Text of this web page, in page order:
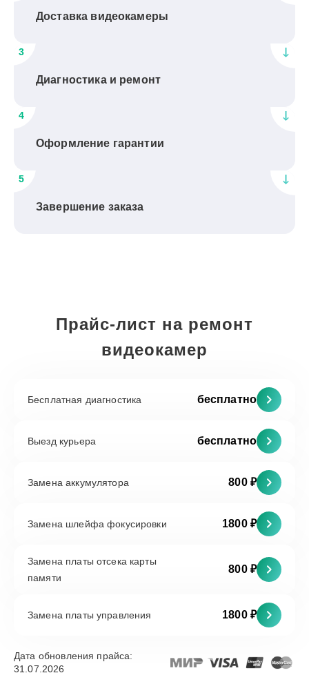
Доставка видеокамеры
3
Диагностика и ремонт
4
Оформление гарантии
5
Завершение заказа
Прайс-лист на ремонт
видеокамер
Бесплатная диагностика бесплатно
Выезд курьера бесплатно
Замена аккумулятора 800 ₽
Замена шлейфа фокусировки 1800 ₽
Замена платы отсека карты
памяти
800 ₽
Замена платы управления 1800 ₽
Дата обновления прайса:
31.07.2026